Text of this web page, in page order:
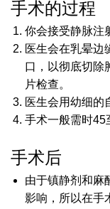
手术的过程
你会接受静脉注
医生会在乳晕边
口，以彻底切除
片检查。
医生会用幼细的
手术一般需时45
手术后
由于镇静剂和麻
影响，所以在手